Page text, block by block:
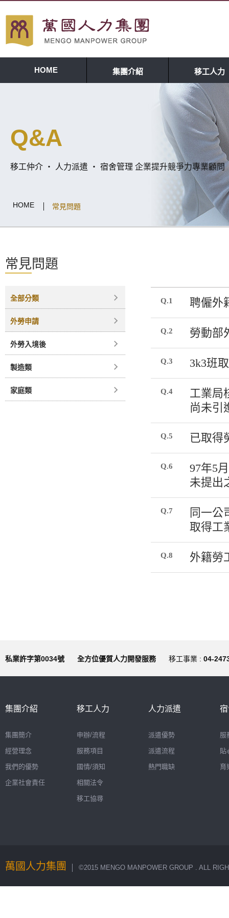
HOME 集團介紹 移工人力
Q&A
移工仲介 ‧ 人力派遣 ‧ 宿舍管理 企業提升競爭力專業顧問
HOME 常見問題
常見問題
全部分類
外勞申請
外勞入境後
製造類
家庭類
Q.1 聘僱外
Q.2 勞動部
Q.3 3k3班
Q.4
工業局
尚未引
Q.5 已取得
Q.6
97年5
未提出
Q.7
同一公
取得工
Q.8 外籍勞
私業許字第0034號 全方位優質人力開發服務 移工事業 : 04-
集團介紹
集團簡介
經營理念
我們的優勢
企業社會責任
移工人力
申辦/流程
服務項目
國情/須知
相關法令
移工協尋
人力派遣
派遣優勢
派遣流程
熱門職缺
服
貼
育
萬國人力集團 │ ©2015 MENGO MANPOWER GROUP . ALL